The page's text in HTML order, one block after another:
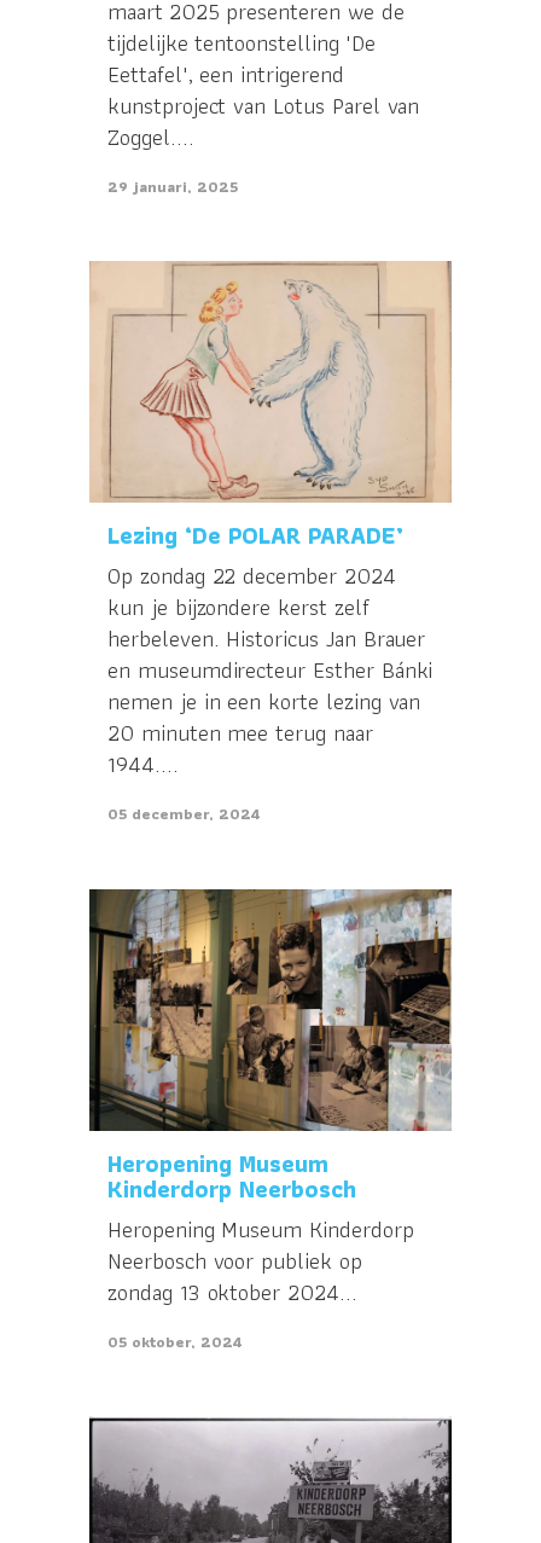
maart 2025 presenteren we de
tijdelijke tentoonstelling 'De
Eettafel', een intrigerend
kunstproject van Lotus Parel van
Zoggel....
29 januari, 2025
Lezing ‘De POLAR PARADE’
Op zondag 22 december 2024
kun je bijzondere kerst zelf
herbeleven. Historicus Jan Brauer
en museumdirecteur Esther Bánki
nemen je in een korte lezing van
20 minuten mee terug naar
1944....
05 december, 2024
Heropening Museum
Kinderdorp Neerbosch
Heropening Museum Kinderdorp
Neerbosch voor publiek op
zondag 13 oktober 2024...
05 oktober, 2024